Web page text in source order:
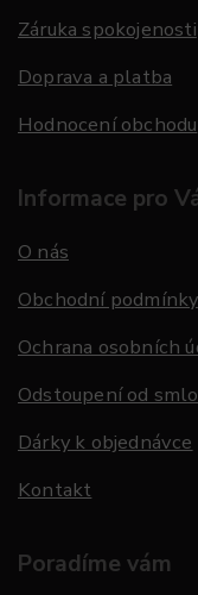
Záruka spokojenosti
Doprava a platba
Hodnocení obchodu
Informace pro
O nás
Obchodní podmínky
Ochrana osobních
Odstoupení od
Dárky k objednávce
Kontakt
Poradíme vám